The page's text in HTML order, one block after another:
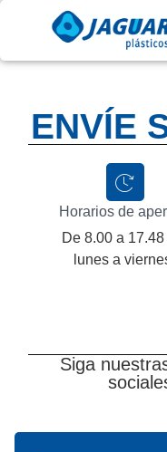
ENVÍE
Horarios de
De 8.00 a 17.48
lunes a
Siga